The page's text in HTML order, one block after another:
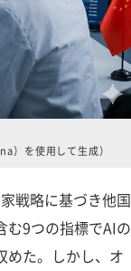
）を使用して生成）
戦略に基づき他国
む9つの指標でAIの
めた。しかし、オ